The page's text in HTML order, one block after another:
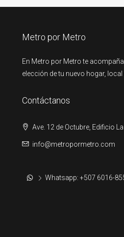
Metro por Metro
En Metro por Metro te
elección de tu nuevo hogar, local
Contáctanos
Ave. 12 de Octubre, Edificio La
info@metropormetro.com
Whatsapp: +507 6016-